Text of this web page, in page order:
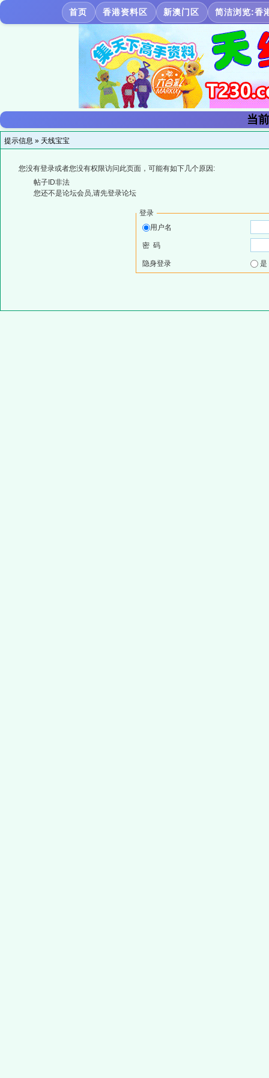
首页 香港资料区 新澳门区 简洁浏览:香
当
提示信息 » 天线宝宝
您没有登录或者您没有权限访问此页面，可能有如下几个原因:
帖子ID非法
您还不是论坛会员,请先登录论坛
登录
用户名
密 码
隐身登录